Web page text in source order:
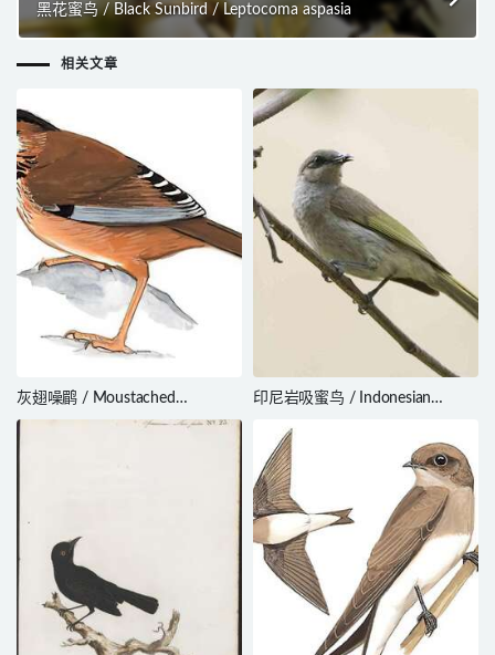
黑花蜜鸟 / Black Sunbird / Leptocoma aspasia
相关文章
灰翅噪鹛 / Moustached
Laughingthrush / Ianthocincla
印尼岩吸蜜鸟 / Indonesian